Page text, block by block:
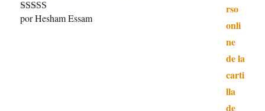
Valorado con
por Hesham Essam